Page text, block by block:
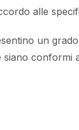
alle
un
conformi